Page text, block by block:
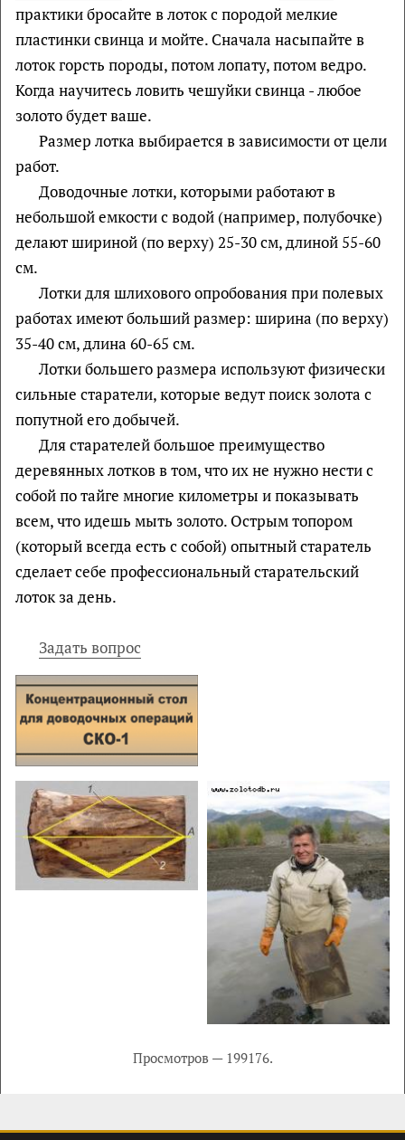
практики бросайте в лоток с породой мелкие
пластинки свинца и мойте. Сначала насыпайте в
лоток горсть породы, потом лопату, потом ведро.
Когда научитесь ловить чешуйки свинца - любое
золото будет ваше.
Размер лотка выбирается в зависимости от цели
работ.
Доводочные лотки, которыми работают в
небольшой емкости с водой (например, полубочке)
делают шириной (по верху) 25-30 см, длиной 55-60
см.
Лотки для шлихового опробования при полевых
работах имеют больший размер: ширина (по верху)
35-40 см, длина 60-65 см.
Лотки большего размера используют физически
сильные старатели, которые ведут поиск золота с
попутной его добычей.
Для старателей большое преимущество
деревянных лотков в том, что их не нужно нести с
собой по тайге многие километры и показывать
всем, что идешь мыть золото. Острым топором
(который всегда есть с собой) опытный старатель
сделает себе профессиональный старательский
лоток за день.
Задать вопрос
Просмотров — 199176.